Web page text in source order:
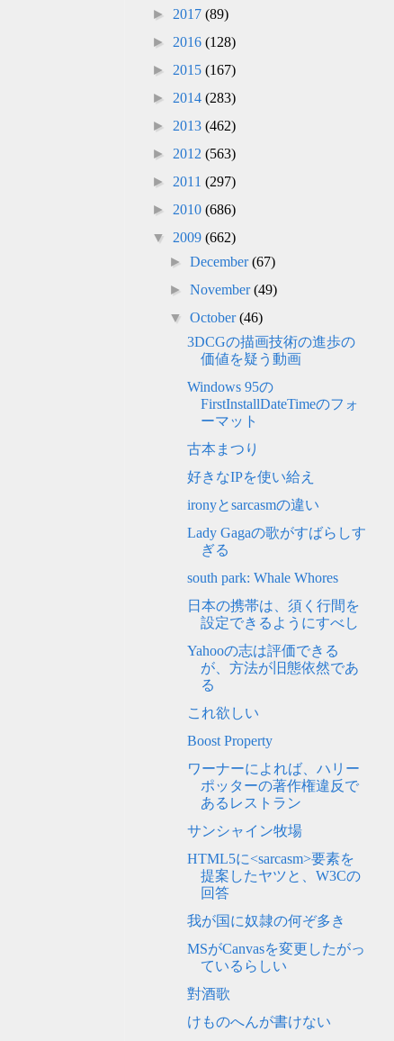
► 2017 (89)
► 2016 (128)
► 2015 (167)
► 2014 (283)
► 2013 (462)
► 2012 (563)
► 2011 (297)
► 2010 (686)
▼ 2009 (662)
►December(67)
►November(49)
▼October(46)
3DCGの描画技術の進歩の
価値を疑う動画
Windows 95の
FirstInstallDateTimeのフォ
ーマット
古本まつり
好きなIPを使い給え
ironyとsarcasmの違い
Lady Gagaの歌がすばらしす
ぎる
south park: Whale Whores
日本の携帯は、須く行間を
設定できるようにすべし
Yahooの志は評価できる
が、方法が旧態依然であ
る
これ欲しい
Boost Property
ワーナーによれば、ハリー
ポッターの著作権違反で
あるレストラン
サンシャイン牧場
HTML5に<sarcasm>要素を
提案したヤツと、W3Cの
回答
我が国に奴隷の何ぞ多き
MSがCanvasを変更したがっ
ているらしい
對酒歌
けものへんが書けない